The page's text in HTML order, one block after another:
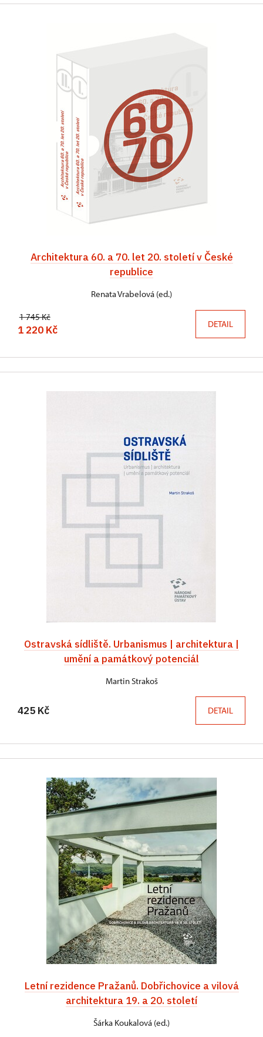
Architektura 60. a 70. let 20. století v České
republice
Renata Vrabelová (ed.)
1 745 Kč
1 220 Kč DETAIL
Ostravská sídliště. Urbanismus | architektura |
umění a památkový potenciál
Martin Strakoš
425 Kč DETAIL
Letní rezidence Pražanů. Dobřichovice a vilová
architektura 19. a 20. století
Šárka Koukalová (ed.)